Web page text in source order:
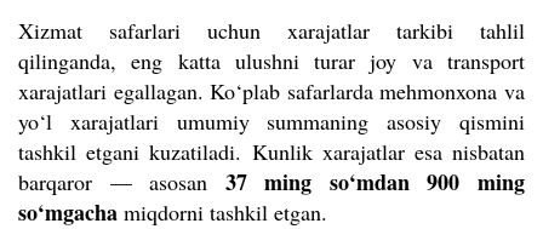
Xizmat safarlari uchun xarajatlar tarkibi tahlil
qilinganda, eng katta ulushni turar joy va transport
xarajatlari egallagan. Ko‘plab safarlarda mehmonxona va
yo‘l xarajatlari umumiy summaning asosiy qismini
tashkil etgani kuzatiladi. Kunlik xarajatlar esa nisbatan
barqaror — asosan 37 ming so‘mdan 900 ming
so‘mgacha miqdorni tashkil etgan.